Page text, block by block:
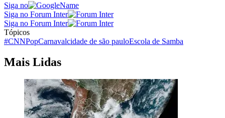
Siga no
Siga no Forum Inter
Siga no Forum Inter
Tópicos
#CNNPopCarnavalcidade de são pauloEscola de Samba
Mais Lidas